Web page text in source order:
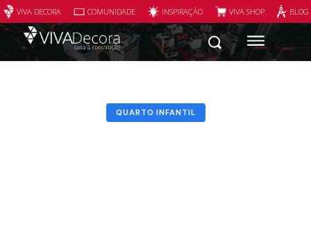
VIVA DECORA COMUNIDADE INSPIRAÇÃO VIVA SHOP
QUARTO INFANTIL